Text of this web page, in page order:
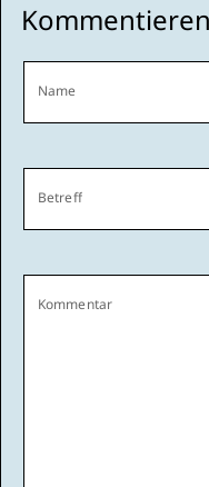
Kommentieren
Name
Betreff
Kommentar